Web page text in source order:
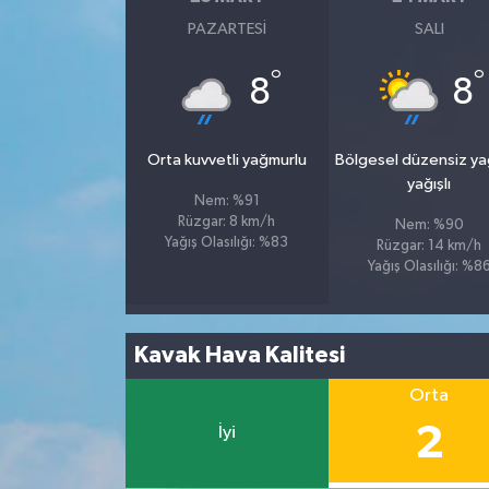
PAZARTESI
8°
Orta kuvvetli yağmurlu
Nem: %91
Rüzgar: 8 km/h
Yağış Olasılığı: %83
SALI
8°
Bölgesel düzensiz
yağışlı
Nem: %90
Rüzgar: 14 km/h
Yağış Olasılığı:
Kavak Hava Kalitesi
İyi
Orta
2
Videolu Haberler